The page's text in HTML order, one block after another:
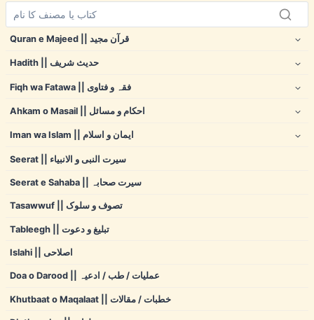
Quran e Majeed || قرآن مجید
Hadith || حدیث شریف
Fiqh wa Fatawa || فقہ و فتاوی
Ahkam o Masail || احکام و مسائل
Iman wa Islam || ایمان و اسلام
Seerat || سیرت النبی و الانبیاء
Seerat e Sahaba || سیرت صحابہ
Tasawwuf || تصوف و سلوک
Tableegh || تبلیغ و دعوت
Islahi || اصلاحی
Doa o Darood || عملیات / طب / ادعیہ
Khutbaat o Maqalaat || خطبات / مقالات